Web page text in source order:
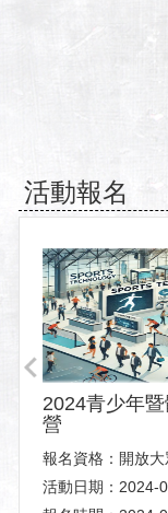
活動報名
2024青少年
營
報名資格：開放大
活動日期：2024-